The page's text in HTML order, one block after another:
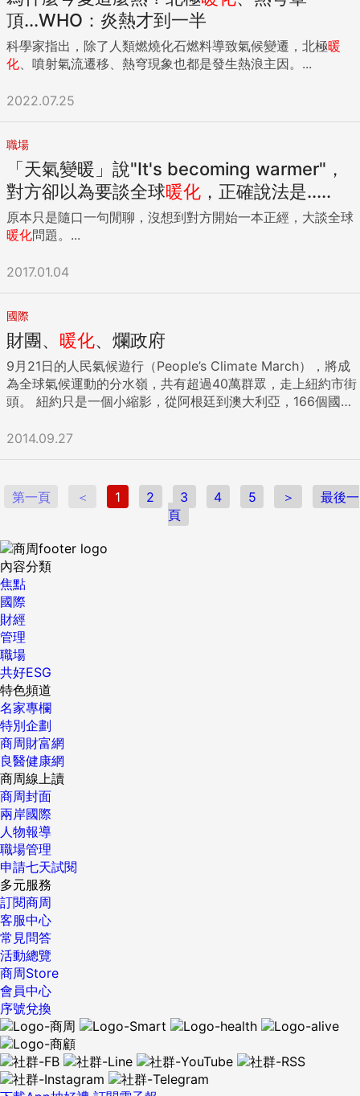
頂...WHO：炎熱才到一半
科學家指出，除了人類燃燒化石燃料導致氣候變遷，北極暖
化 、噴射氣流遷移、熱穹現象也都是發生熱浪主因。...
2022.07.25
職場
「天氣變暖」說"It's becoming warmer"，
對方卻以為要談全球暖化 ，正確說法是.....
原本只是隨口一句閒聊，沒想到對方開始一本正經，大談全球
暖化問題。...
2017.01.04
國際
財團、 暖化、爛政府
9月21日的人民氣候遊行（People’s Climate March），將成
為全球氣候運動的分水嶺，共有超過40萬群眾，走上紐約市街
頭。 紐約只是一個小縮影，從阿根廷到澳大利亞，166個國家
願，要求政府100%採用清潔能源。 人民擔心氣候變化的影
府的所作所為，足以保證地球的未來。這不僅反映在創紀錄的
參與人數上，也反映在參與者的多元化上——城市活躍分子、
原住民群體、不同信仰和政治觀點的人，以及最令人矚目的不
分老少的人。 今天的人民自然而然地會把氣候變化和日常生活
聯繫起來。教師要求學校依靠可再生能源運轉，婦女支持健康
農業，老奶奶要求讓孫子呼吸清潔空氣，工會希望綠色崗位轉
移，市長想要高能源效率建築投資。 哥本哈根會議失敗五年
後，政府終於需要負責任地行動了。 本周，由聯合國秘書長潘
基文主持的氣候峰會，旨在讓團結政府、商業和公民社會領袖
齊聚一堂，為氣候行動增加動力。峰會的目標是為各國政府在
2015年的巴黎談判氣候協議創造有利條件。此外，儘管聯合國
不能強制領導人履行所許下的承諾，但峰會激起了群眾示威，
將政治聚光燈回到了氣候變化挑戰，在政府採取可信行動前，
恐怕一直會如此。 自2009年以來，人們對氣候變化影響的擔
憂日益加深。在此期間，紐約人遭遇了颶風桑迪（Hurricane
Sandy），颱風海燕（Typhoon Haiyan）摧毀了菲律賓。全
球各地的氣候記錄，頻頻被打破。光是在2014年，澳大利亞人
遭遇過熱浪，巴基斯坦人遭遇過洪水，中美洲人遭遇過乾旱，
南極洲西部冰蓋崩塌，都是不可挽回的損失。 因此，全球爭論
從行動成本轉變為不作為的成本。而儘管氣候破壞成本令人震
驚，但科學研究表明阻止氣候變化的成本是可控的。 這在可再
生能源生產的增長中一覽無遺，而在數百萬人缺少可靠電力的
情況下，可再生資源的出現不啻久旱逢甘霖。自2009年以來，
全球風能和電能產能增長了兩倍，再生能源現在提供世界電力
供應量，已經超過五分之一。 事實上，全球新增電力的第二個
兆瓦，全部是綠色能源，這意味著可再生能源比例，在2030年
可以達到50%。清潔能源是一個局面改變因素，因為它將權力
之上的電力（power over power）還給了人民，對化石燃料
業構成了直接挑戰。顯而易見，環境變化鬥爭的下一階段，是
取消一切給化石燃料業的補貼。 莫妮卡·阿拉亞（Monica
Araya）是Nivela創始人兼執行董事，哥斯大黎加Limpia公民
團體領袖。漢斯·維羅姆（Hans Verolme）是氣候顧問網路創
始人兼資深戰略顧問 {DS_BOX_10500} ...
2014.09.27
第一頁 ＜ 1 2 3 4 5 ＞
最後一
頁
內容分類
焦點
國際
財經
管理
職場
共好ESG
特色頻道
名家專欄
特別企劃
商周財富網
良醫健康網
商周線上讀
商周封面
兩岸國際
人物報導
職場管理
申請七天試閱
多元服務
訂閱商周
客服中心
常見問答
活動總覽
商周Store
會員中心
序號兌換